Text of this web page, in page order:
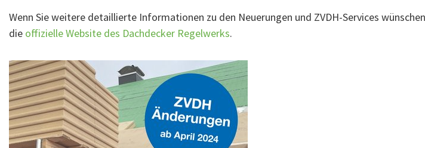
Wenn Sie weitere detaillierte Informationen zu den Neuerungen und ZVDH-Services
die offizielle Website des Dachdecker Regelwerks.